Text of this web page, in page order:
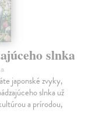
slnka
japonské zvyky,
slnka už
a prírodou,